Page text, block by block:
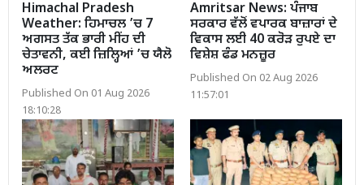
Himachal Pradesh
Weather: ਹਿਮਾਚਲ ’ਚ 7
ਅਗਸਤ ਤੱਕ ਭਾਰੀ ਮੀਂਹ ਦੀ
ਚੇਤਾਵਨੀ, ਕਈ ਜ਼ਿਲ੍ਹਿਆਂ ’ਚ ਯੈਲੋ
ਅਲਰਟ
Published On 01 Aug 2026
18:10:28
Amritsar News: ਪੰਜਾਬ
ਸਰਕਾਰ ਵੱਲੋਂ ਵਪਾਰਕ ਬਾਜ਼ਾਰਾਂ ਦੇ
ਵਿਕਾਸ ਲਈ 40 ਕਰੋੜ ਰੁਪਏ ਦਾ
ਵਿਸ਼ੇਸ਼ ਫੰਡ ਮਨਜ਼ੂਰ
Published On 02 Aug 2026
11:57:01